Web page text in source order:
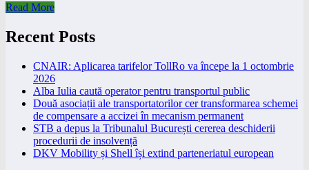
Read More
Recent Posts
CNAIR: Aplicarea tarifelor TollRo va începe la 1 octombrie
2026
Alba Iulia caută operator pentru transportul public
Două asociații ale transportatorilor cer transformarea schemei
de compensare a accizei în mecanism permanent
STB a depus la Tribunalul București cererea deschiderii
procedurii de insolvență
DKV Mobility și Shell își extind parteneriatul european